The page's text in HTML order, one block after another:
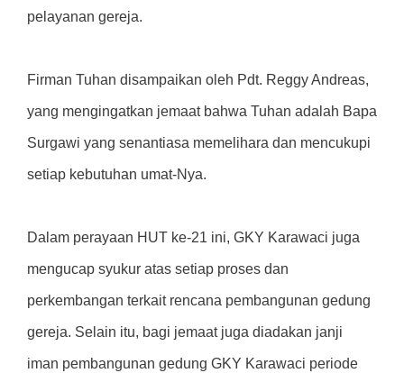
pelayanan gereja.
Firman Tuhan disampaikan oleh Pdt. Reggy Andreas,
yang mengingatkan jemaat bahwa Tuhan adalah Bapa
Surgawi yang senantiasa memelihara dan mencukupi
setiap kebutuhan umat-Nya.
Dalam perayaan HUT ke-21 ini, GKY Karawaci juga
mengucap syukur atas setiap proses dan
perkembangan terkait rencana pembangunan gedung
gereja. Selain itu, bagi jemaat juga diadakan janji
iman pembangunan gedung GKY Karawaci periode